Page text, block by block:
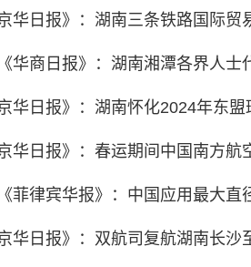
华日报》：湖南三条铁路国际贸
华商日报》：湖南湘潭各界人士
华日报》：湖南怀化2024年东盟
华日报》：春运期间中国南方航
菲律宾华报》：中国应用最大直
华日报》：双航司复航湖南长沙